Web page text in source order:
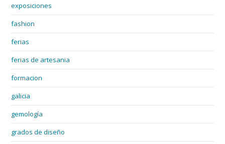
exposiciones
fashion
ferias
ferias de artesania
formacion
galicia
gemología
grados de diseño